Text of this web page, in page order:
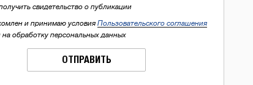
свидетельство о публикации
и принимаю условия Пользовательского соглашения
на обработку персональных данных
ОТПРАВИТЬ